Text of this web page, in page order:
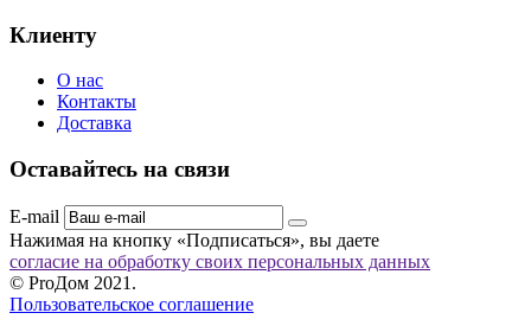
Клиенту
О нас
Контакты
Доставка
Оставайтесь на связи
E-mail
Нажимая на кнопку «Подписаться», вы даете
согласие на обработку своих персональных данных
© ProДом 2021.
Пользовательское соглашение